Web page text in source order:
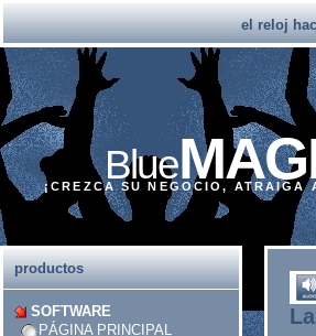
el reloj
Blue
¡CREZCA SU NEGOCIO, ATRAIGA
productos
SOFTWARE
PÁGINA PRINCIPAL